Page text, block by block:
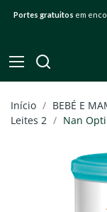
Portes gratuitos em
Início BEBÉ E
Leites 2
Nan